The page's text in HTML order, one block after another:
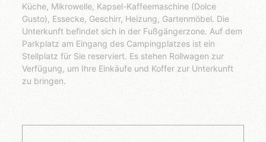
Küche, Mikrowelle, Kapsel-Kaffeemaschine (Dolce
Gusto), Essecke, Geschirr, Heizung, Gartenmöbel. Die
Unterkunft befindet sich in der Fußgängerzone. Auf dem
Parkplatz am Eingang des Campingplatzes ist ein
Stellplatz für Sie reserviert. Es stehen Rollwagen zur
Verfügung, um Ihre Einkäufe und Koffer zur Unterkunft
zu bringen.